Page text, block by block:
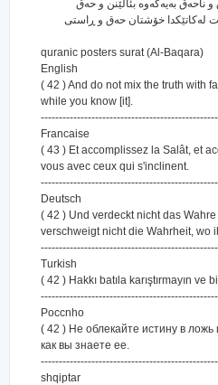
ناحه‌ق به‌یه‌كه‌وه بئاڵێنن و حه‌ق
له‌كاتێكدا خۆشتان حه‌ق و ڕاستی
quranic posters surat (Al-Baqara)
English
( 42 ) And do not mix the truth with
while you know [it].
Francaise
( 43 ) Et accomplissez la Salât, et
vous avec ceux qui s'inclinent.
Deutsch
( 42 ) Und verdeckt nicht das
verschweigt nicht die Wahrheit, wo
Turkish
( 42 ) Hakkı batıla karıştırmayın
Poccnho
( 42 ) Не облекайте истину в
как вы знаете ее.
shqiptar